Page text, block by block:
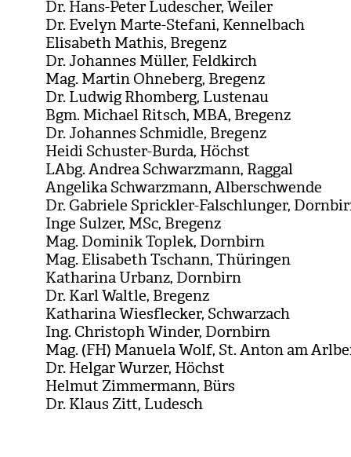
Dr. Hans-Peter Lude­scher, Wei­ler
Dr. Eve­lyn Marte-Ste­fani, Ken­nel­bach
Eli­sa­beth Mathis, Bre­genz
Dr. Johan­nes Mül­ler, Feld­kirch
Mag. Mar­tin Ohne­berg, Bre­genz
Dr. Lud­wig Rhom­berg, Lus­tenau
Bgm. Michael Ritsch, MBA, Bre­genz
Dr. Johan­nes Schmidle, Bre­genz
Heidi Schus­ter-Burda, Höchst
LAbg. Andrea Schwarz­mann, Rag­gal
Ange­lika Schwarz­mann, Alber­schwende
Dr. Gabriele Sprick­ler-Fal­schlun­ger,
Inge Sul­zer, MSc, Bre­genz
Mag. Domi­nik Top­lek, Dorn­birn
Mag. Eli­sa­beth Tschann, Thü­rin­gen
Katha­rina Urbanz, Dorn­birn
Dr. Karl Waltle, Bre­genz
Katha­rina Wies­fle­cker, Schwar­zach
Ing. Chris­toph Win­der, Dorn­birn
Mag. (FH) Manuela Wolf, St. Anton am
Dr. Hel­gar Wur­zer, Höchst
Hel­mut Zim­mer­mann, Bürs
Dr. Klaus Zitt, Ludesch